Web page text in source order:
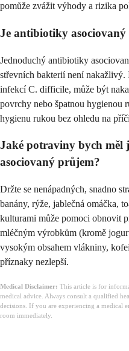
pomůže zvážit výhody a rizika
Je antibiotiky
Jednoduchý antibiotiky
střevních bakterií není nakažlivý.
infekcí C. difficile, může být
povrchy nebo špatnou hygienou
hygienu rukou bez ohledu na
Jaké potraviny bych
asociovaný průjem?
Držte se nenápadných, snadno
banány, rýže, jablečná omáčka,
kulturami může pomoci obnovit
mléčným výrobkům (kromě
vysokým obsahem vlákniny,
příznaky nezlepší.
Medical Disclaimer: This article is for
medical advice. Always consult a qualified
decisions. If you are experiencing a medical
room immediately.